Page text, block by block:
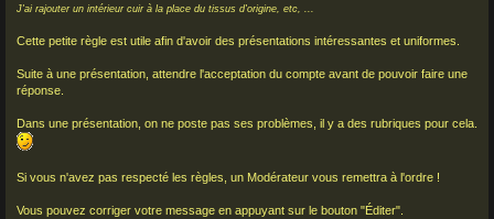
J'ai rajouter un intérieur cuir à la place du tissus d'origine, etc, ...
Cette petite règle est utile afin d'avoir des présentations intéressantes et uniformes.
Suite à une présentation, attendre l'acceptation du compte avant de pouvoir faire une
réponse.
Dans une présentation, on ne poste pas ses problèmes, il y a des rubriques pour cela.
Si vous n'avez pas respecté les règles, un Modérateur vous remettra à l'ordre !
Vous pouvez corriger votre message en appuyant sur le bouton "Éditer".